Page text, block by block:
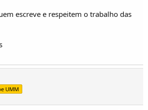
escreve e respeitem o trabalho das
UMM